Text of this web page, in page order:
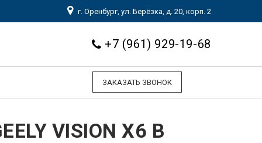
г. Оренбург, ул. Берёзка, д. 20, корп. 2
+7 (961) 929-19-68
ЗАКАЗАТЬ ЗВОНОК
VISION X6 В